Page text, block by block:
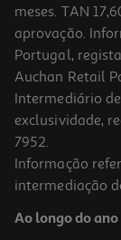
meses. TAN
aprovação.
Portugal,
Auchan Retail
Intermediário
exclusividade,
7952.
Informação
intermediação
Ao longo do ano